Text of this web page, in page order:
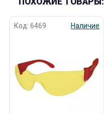
Код: 6469 Наличие